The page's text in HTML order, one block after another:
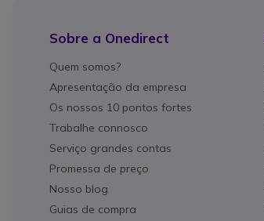
Sobre a Onedirect
Quem somos?
Apresentação da empresa
Os nossos 10 pontos fortes
Trabalhe connosco
Serviço grandes contas
Promessa de preço
Nosso blog
Guias de compra